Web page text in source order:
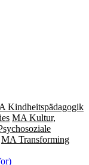
Kindheitspädagogik
MA Kultur,
MA Transforming